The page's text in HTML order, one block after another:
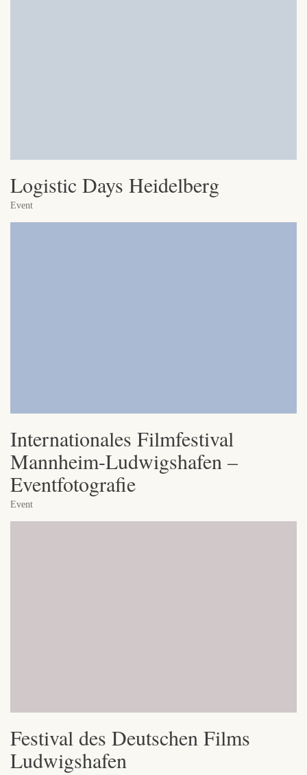
Logistic Days Heidelberg
Event
Internationales Filmfestival
Mannheim-Ludwigshafen –
Eventfotografie
Event
Festival des Deutschen Films
Ludwigshafen